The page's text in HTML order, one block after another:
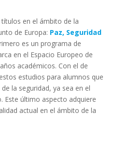
en el ámbito de la
de Europa: Paz, Seguridad
es un programa de
en el Espacio Europeo de
académicos. Con el de
estudios para alumnos que
la seguridad, ya sea en el
Este último aspecto adquiere
actual en el ámbito de la